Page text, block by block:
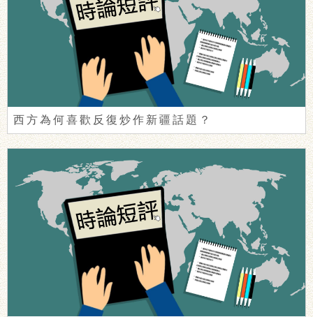
西方為何喜歡反復炒作新疆話題？